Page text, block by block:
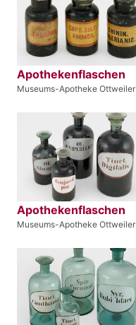
Apothekenflaschen
Museums-Apotheke Ottweiler
Apothekenflaschen
Museums-Apotheke Ottweiler